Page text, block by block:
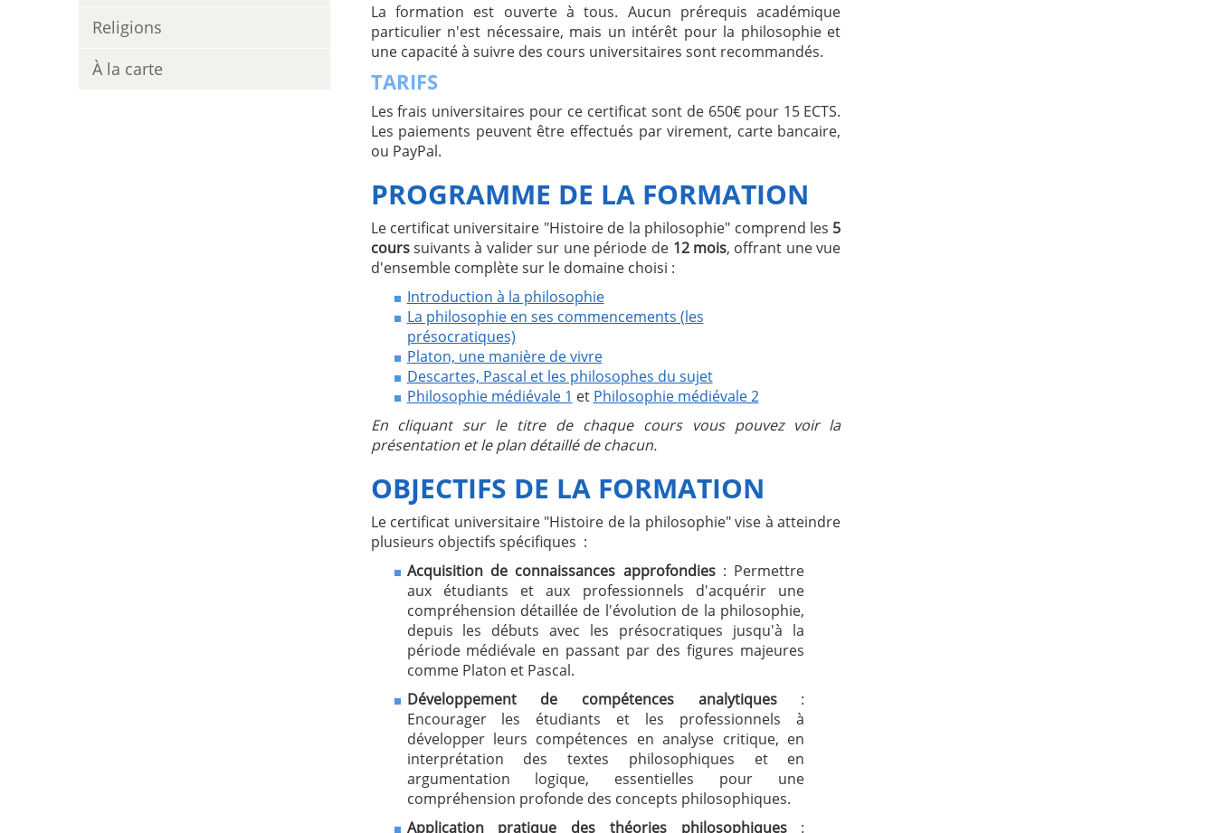
Religions
À la carte
La formation est ouverte à tous. Aucun prérequis académique
particulier n'est nécessaire, mais un intérêt pour la philosophie et
une capacité à suivre des cours universitaires sont recommandés.
TARIFS
Les frais universitaires pour ce certificat sont de 650€ pour 15 ECTS.
Les paiements peuvent être effectués par virement, carte bancaire,
ou PayPal.
PROGRAMME DE LA FORMATION
Le certificat universitaire "Histoire de la philosophie" comprend les 5
courssuivants à valider sur une période de 12 mois, offrant une vue
d'ensemble complète sur le domaine choisi :
Introduction à la philosophie
La philosophie en ses commencements (les
présocratiques)
Platon, une manière de vivre
Descartes, Pascal et les philosophes du sujet
Philosophie médiévale 1 et Philosophie médiévale 2
En cliquant sur le titre de chaque cours vous pouvez voir la
présentation et le plan détaillé de chacun.
OBJECTIFS DE LA FORMATION
Le certificat universitaire "Histoire de la philosophie" vise à atteindre
plusieurs objectifs spécifiques :
Acquisition de connaissances approfondies: Permettre
aux étudiants et aux professionnels d'acquérir une
compréhension détaillée de l'évolution de la philosophie,
depuis les débuts avec les présocratiques jusqu'à la
période médiévale en passant par des figures majeures
comme Platon et Pascal.
Développement de compétences analytiques:
Encourager les étudiants et les professionnels à
développer leurs compétences en analyse critique, en
interprétation des textes philosophiques et en
argumentation logique, essentielles pour une
compréhension profonde des concepts philosophiques.
Application pratique des théories philosophiques: